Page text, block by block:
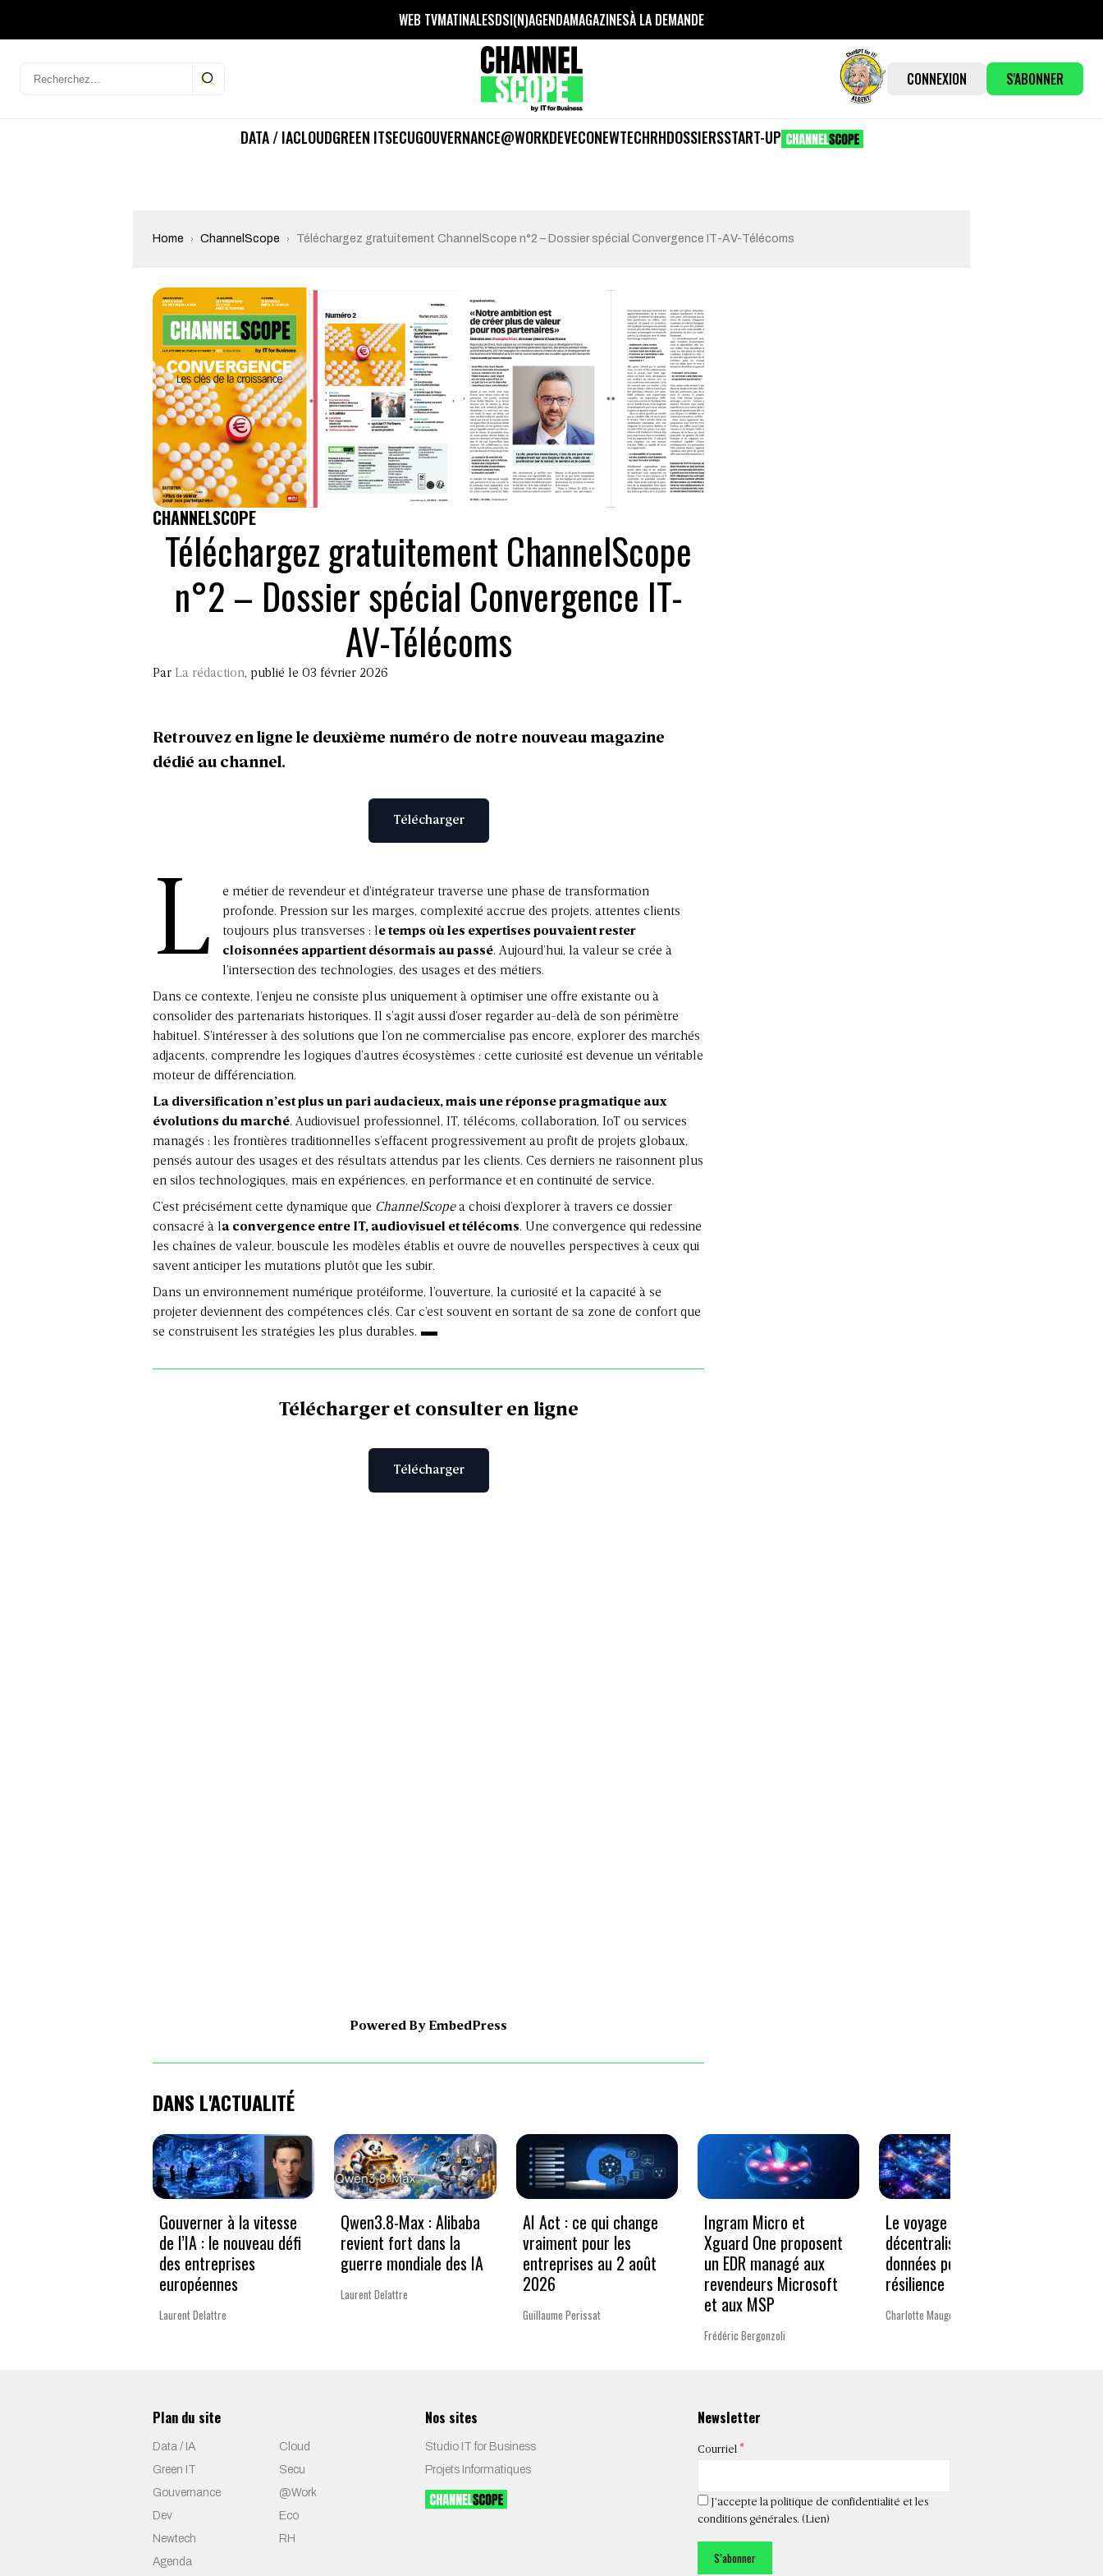
WEB TVMATINALESDSI(N)AGENDAMAGAZINESÀ LA DEMANDE
CONNEXION S'ABONNER
DATA / IACLOUDGREEN ITSECUGOUVERNANCE@WORKDEVECONEWTECHRHDOSSIERSSTART-UP
Home ChannelScope Téléchargez gratuitement ChannelScope n°2 – Dossier spécial Convergence IT-AV-Télécoms
CHANNELSCOPE
Téléchargez gratuitement ChannelScope
n°2 – Dossier spécial Convergence IT-
AV-Télécoms
Par La rédaction, publié le 03 février 2026
Retrouvez en ligne le deuxième numéro de notre nouveau magazine
dédié au channel.
Télécharger
L
e métier de revendeur et d’intégrateur traverse une phase de transformation
profonde. Pression sur les marges, complexité accrue des projets, attentes clients
toujours plus transverses : le temps où les expertises pouvaient rester
cloisonnées appartient désormais au passé. Aujourd’hui, la valeur se crée à
l’intersection des technologies, des usages et des métiers.
Dans ce contexte, l’enjeu ne consiste plus uniquement à optimiser une offre existante ou à
consolider des partenariats historiques. Il s’agit aussi d’oser regarder au-delà de son périmètre
habituel. S’intéresser à des solutions que l’on ne commercialise pas encore, explorer des marchés
adjacents, comprendre les logiques d’autres écosystèmes : cette curiosité est devenue un véritable
moteur de différenciation.
La diversification n’est plus un pari audacieux, mais une réponse pragmatique aux
évolutions du marché. Audiovisuel professionnel, IT, télécoms, collaboration, IoT ou services
managés : les frontières traditionnelles s’effacent progressivement au profit de projets globaux,
pensés autour des usages et des résultats attendus par les clients. Ces derniers ne raisonnent plus
en silos technologiques, mais en expériences, en performance et en continuité de service.
C’est précisément cette dynamique que ChannelScopea choisi d’explorer à travers ce dossier
consacré à la convergence entre IT, audiovisuel et télécoms. Une convergence qui redessine
les chaînes de valeur, bouscule les modèles établis et ouvre de nouvelles perspectives à ceux qui
savent anticiper les mutations plutôt que les subir.
Dans un environnement numérique protéiforme, l’ouverture, la curiosité et la capacité à se
projeter deviennent des compétences clés. Car c’est souvent en sortant de sa zone de confort que
se construisent les stratégies les plus durables.
Télécharger et consulter en ligne
Télécharger
Powered By EmbedPress
DANS L'ACTUALITÉ
Gouverner à la vitesse
de l’IA : le nouveau défi
des entreprises
européennes
Laurent Delattre
Qwen3.8-Max : Alibaba
revient fort dans la
guerre mondiale des IA
Laurent Delattre
AI Act : ce qui change
vraiment pour les
entreprises au 2 août
2026
Guillaume Perissat
Ingram Micro et
Xguard One proposent
un EDR managé aux
revendeurs Microsoft
et aux MSP
Frédéric Bergonzoli
Le voyage vers la
décentralisation des
données pour plus de
résilience
Charlotte Mauger
Plan du site
Data / IA
Cloud
Green IT
Secu
Gouvernance
@Work
Dev
Eco
Newtech
RH
Agenda
Nos sites
Studio IT for Business
Projets Informatiques
Newsletter
Courriel *
J’accepte la politique de confidentialité et les
conditions générales. (Lien)